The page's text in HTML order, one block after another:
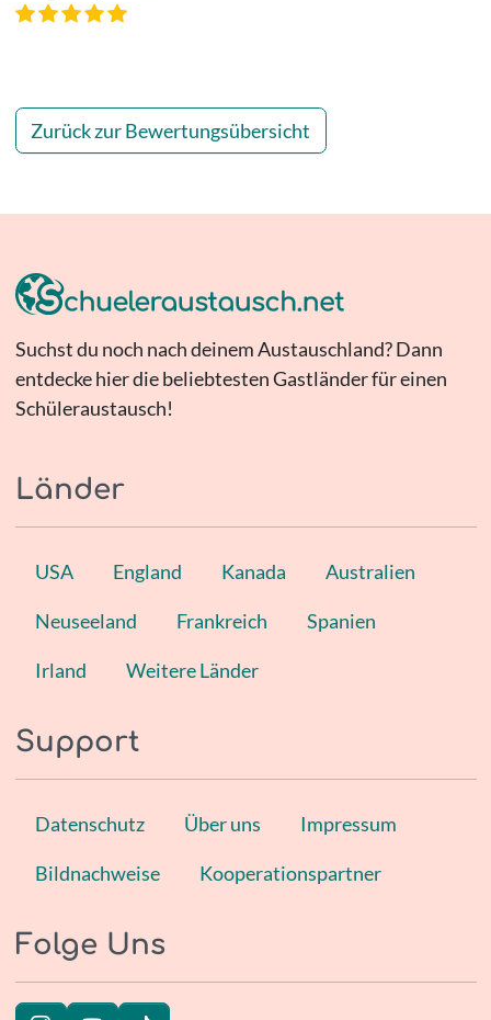
Zurück zur Bewertungsübersicht
Suchst du noch nach deinem Austauschland? Dann
entdecke hier die beliebtesten Gastländer für einen
Schüleraustausch!
Länder
USA England Kanada Australien
Neuseeland Frankreich Spanien
Irland Weitere Länder
Support
Datenschutz Über uns Impressum
Bildnachweise Kooperationspartner
Folge Uns